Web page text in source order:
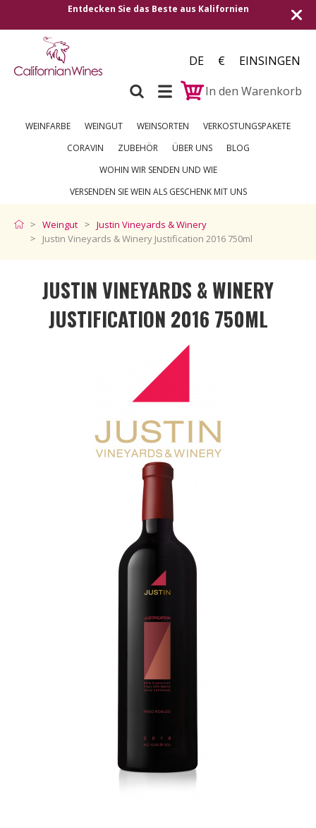
Versand in alle europäischen Länder |
DE €
EINSINGEN
In den Warenkorb
WEINFARBE WEINGUT WEINSORTEN
VERKOSTUNGSPAKETE
CORAVIN
ZUBEHÖR ÜBER UNS
BLOG
WOHIN WIR SENDEN UND WIE
VERSENDEN SIE WEIN ALS GESCHENK MIT UNS
Weingut
Justin Vineyards & Winery
Justin Vineyards & Winery Justification 2016 750ml
JUSTIN VINEYARDS & WINERY
JUSTIFICATION 2016 750ML